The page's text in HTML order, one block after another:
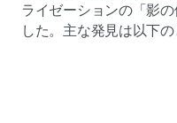
ライゼーションの「影
した。主な発見は以下の